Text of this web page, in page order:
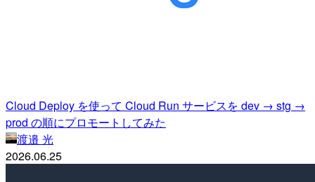
Cloud Deploy を使って Cloud Run サービスを dev → stg →
prod の順にプロモートしてみた
渡邉 光
2026.06.25